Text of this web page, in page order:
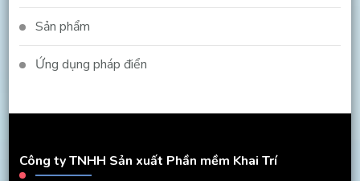
Sản phẩm
Ứng dụng pháp điển
Công ty TNHH Sản xuất Phần mềm Khai Trí